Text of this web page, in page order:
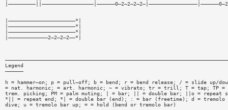
|——————————————————————*|
|——————————————————————*|
|——————————————————————*|
|—————————————2—2—2—2——*|
Legend
——————
h = hammer—on; p = pull—off; b = bend; r = bend release; / = slide up/
= nat. harmonic; = art. harmonic; ~ = vibrato; tr = trill; T = tap; TP =
trem. picking; PM = palm muting; | = bar; || = double bar; ||o = repeat
*|| = repeat end; *| = double bar (end); : = bar (freetime); d = tremolo
dive; u = tremolo bar up; = = hold (bend or tremolo bar)